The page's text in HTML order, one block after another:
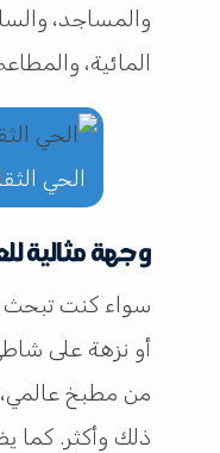
والمساجد،
المائية،
الحي
وجهة مثالية
سواء كنت تبحث
أو نزهة على
من مطبخ عالمي،
ذلك وأكثر. كما